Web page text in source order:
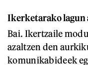
Ikerketarako lagun
Bai. Ikertzaile
azaltzen den
komunikabideek